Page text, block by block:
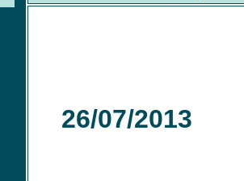
26/07/2013